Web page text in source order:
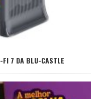
FI 7 DA BLU-CASTLE